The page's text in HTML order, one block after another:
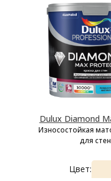
Dulux Diamond
Износостойкая
для стен
Цвет: